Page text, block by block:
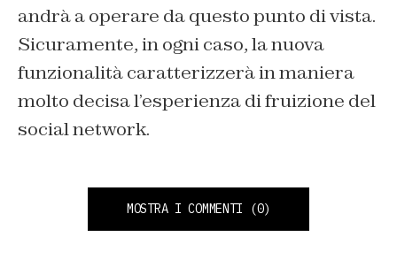
andrà a operare da questo punto di vista.
Sicuramente, in ogni caso, la nuova
funzionalità caratterizzerà in maniera
molto decisa l’esperienza di fruizione del
social network.
MOSTRA I COMMENTI (0)